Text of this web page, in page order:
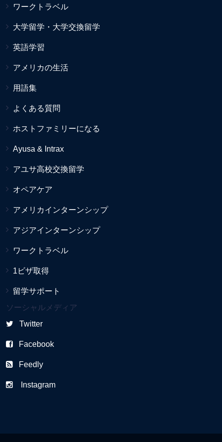
ワークトラベル
大学留学・大学交換留学
英語学習
アメリカの生活
用語集
よくある質問
ホストファミリーになる
Ayusa & Intrax
アユサ高校交換留学
オペアケア
アメリカインターンシップ
アジアインターンシップ
ワークトラベル
1ビザ取得
留学サポート
ソーシャルメディア
Twitter
Facebook
Feedly
Instagram